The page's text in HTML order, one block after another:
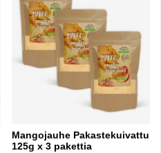
Mangojauhe Pakastekuivattu
125g x 3 pakettia